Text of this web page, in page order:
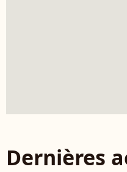
Dernières